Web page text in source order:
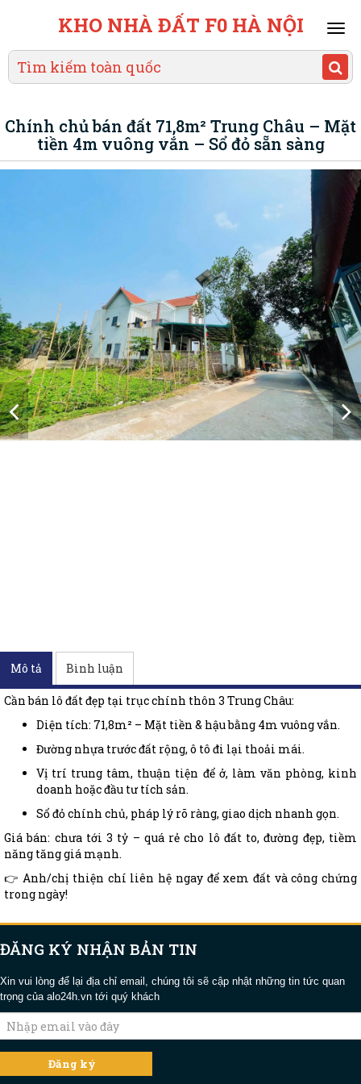
KHO NHÀ ĐẤT F0 HÀ NỘI
Chính chủ bán đất 71,8m² Trung Châu – Mặt
tiền 4m vuông vắn – Sổ đỏ sẵn sàng
Mô tả Bình luận
Cần bán lô đất đẹp tại trục chính thôn 3 Trung Châu:
Diện tích: 71,8m² – Mặt tiền & hậu bằng 4m vuông vắn.
Đường nhựa trước đất rộng, ô tô đi lại thoải mái.
Vị trí trung tâm, thuận tiện để ở, làm văn phòng, kinh
doanh hoặc đầu tư tích sản.
Sổ đỏ chính chủ, pháp lý rõ ràng, giao dịch nhanh gọn.
Giá bán: chưa tới 3 tỷ – quá rẻ cho lô đất to, đường đẹp, tiềm
năng tăng giá mạnh.
👉 Anh/chị thiện chí liên hệ ngay để xem đất và công chứng
trong ngày!
ĐĂNG KÝ NHẬN BẢN TIN
Xin vui lòng để lại địa chỉ email, chúng tôi sẽ cập nhật những tin tức quan
trọng của alo24h.vn tới quý khách